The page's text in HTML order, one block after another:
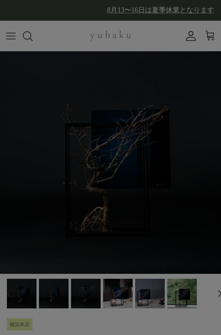
8月13〜16日は夏季休業となります
アカウン
カ
横浜本店